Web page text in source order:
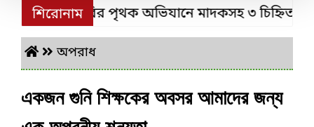
শিরোনাম
শ্রীমঙ্গলে ডিবির পৃথক অভিযানে মাদকসহ ৩ চিহ্নিত মাদক
অপরাধ
একজন গুনি শিক্ষকের অবসর আমাদের জন্য